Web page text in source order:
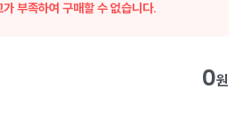
가 부족하여 구매할 수 없습니다.
0원